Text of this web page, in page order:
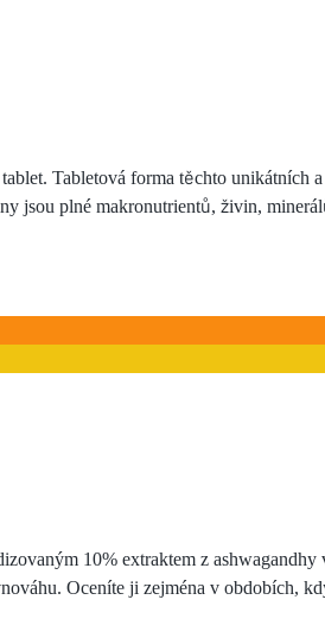
Tabletová forma těchto unikátních
jsou plné makronutrientů, živin,
10% extraktem z
Oceníte ji zejména v obdobích,